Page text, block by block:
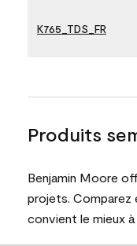
K765_TDS_FR
Produits
Benjamin Moore
projets. Comparez
convient le mieux